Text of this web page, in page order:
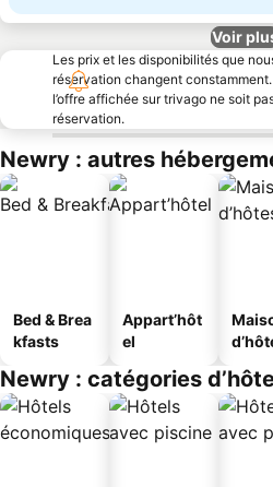
Voir
Les prix et les disponibilités que
réservation changent
l’offre affichée sur trivago ne soit
réservation.
Newry : autres
Bed & Brea
kfasts
Appart’hôt
el
Newry : catégories